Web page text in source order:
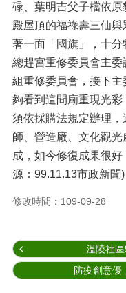
碌、葉明吉父子檔依原
殿屋頂的福祿壽三仙
著一面「國旗」，十分
總趕宮重修委員會主
組重修委員會，接下
夠看到這間廟重現光
須依採購法規定辦理
師、營造廠、文化觀
成，如今修復成果很
源：99.11.13市政新聞)
修改時間：109-09-28
溫陵社區
防疫創意優